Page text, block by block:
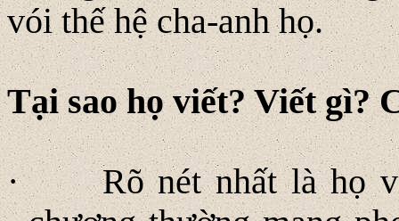
vói thế hệ cha-anh họ.
Tại sao họ viết? Viết gì?
·
Rõ nét nhất là họ